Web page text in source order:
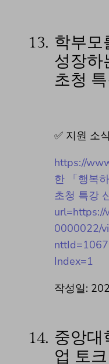
13. 학부모
성장하
초청
✅ 지원 소
https://
한 「행복
초청 특강
0000022/
Index=1
작성일:
14. 중앙대
업 토